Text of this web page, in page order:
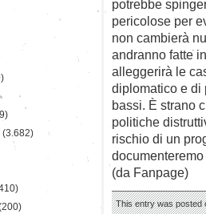
potrebbe
pericolose per
non cambierà
andranno fatte
alleggerirà le
diplomatico e di
bassi. È strano
politiche
rischio di un
(da Fanpage)
This entry was posted
(3.682)